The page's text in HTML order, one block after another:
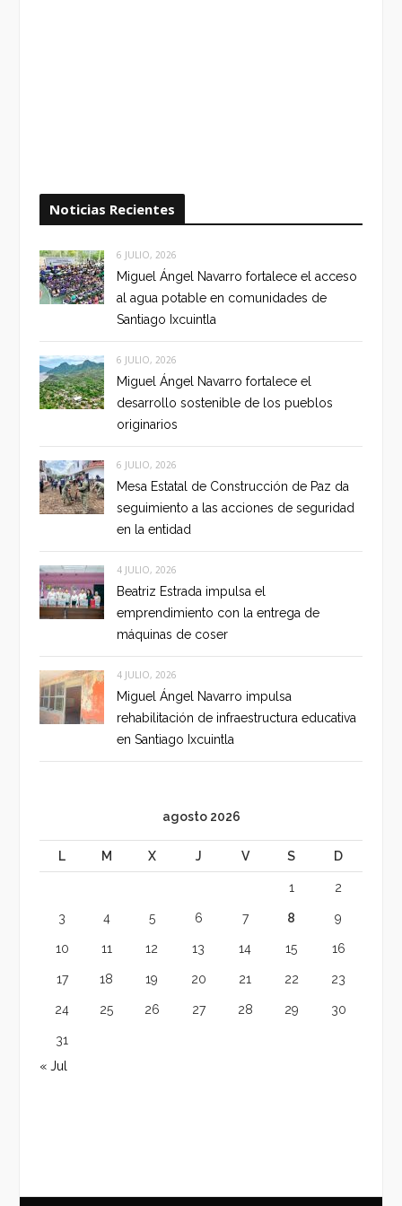
Noticias Recientes
6 JULIO, 2026
Miguel Ángel Navarro fortalece el acceso
al agua potable en comunidades de
Santiago Ixcuintla
6 JULIO, 2026
Miguel Ángel Navarro fortalece el
desarrollo sostenible de los pueblos
originarios
6 JULIO, 2026
Mesa Estatal de Construcción de Paz da
seguimiento a las acciones de seguridad
en la entidad
4 JULIO, 2026
Beatriz Estrada impulsa el
emprendimiento con la entrega de
máquinas de coser
4 JULIO, 2026
Miguel Ángel Navarro impulsa
rehabilitación de infraestructura educativa
en Santiago Ixcuintla
agosto 2026
L M X J V S D
1 2
3 4 5 6 7 8 9
10 11 12 13 14 15 16
17 18 19 20 21 22 23
24 25 26 27 28 29 30
31
« Jul